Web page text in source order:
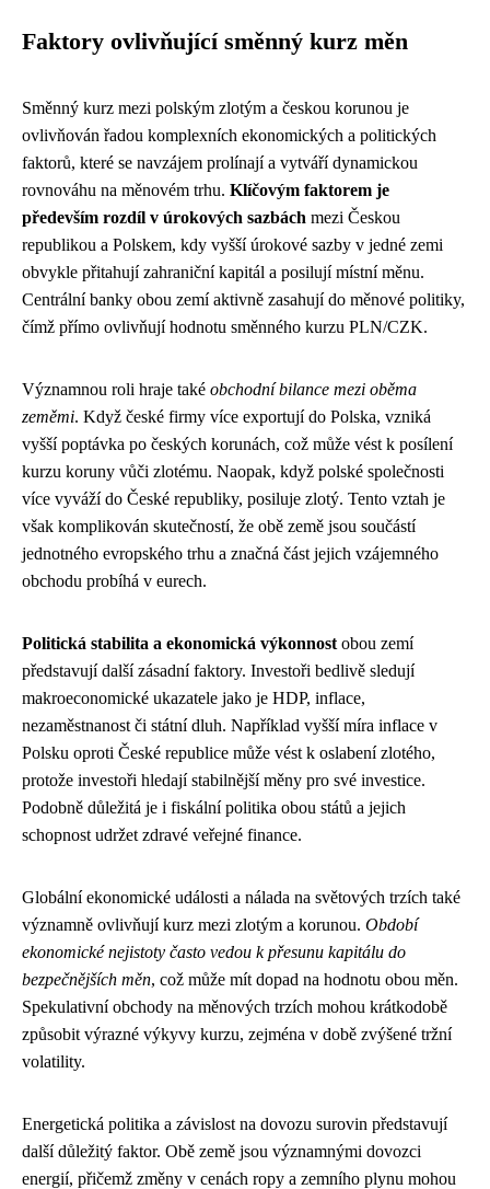
Faktory ovlivňující směnný kurz měn
Směnný kurz mezi polským zlotým a českou korunou je
ovlivňován řadou komplexních ekonomických a politických
faktorů, které se navzájem prolínají a vytváří dynamickou
rovnováhu na měnovém trhu. Klíčovým faktorem je
především rozdíl v úrokových sazbách mezi Českou
republikou a Polskem, kdy vyšší úrokové sazby v jedné zemi
obvykle přitahují zahraniční kapitál a posilují místní měnu.
Centrální banky obou zemí aktivně zasahují do měnové politiky,
čímž přímo ovlivňují hodnotu směnného kurzu PLN/CZK.
Významnou roli hraje také obchodní bilance mezi oběma
zeměmi. Když české firmy více exportují do Polska, vzniká
vyšší poptávka po českých korunách, což může vést k posílení
kurzu koruny vůči zlotému. Naopak, když polské společnosti
více vyváží do České republiky, posiluje zlotý. Tento vztah je
však komplikován skutečností, že obě země jsou součástí
jednotného evropského trhu a značná část jejich vzájemného
obchodu probíhá v eurech.
Politická stabilita a ekonomická výkonnost obou zemí
představují další zásadní faktory. Investoři bedlivě sledují
makroeconomické ukazatele jako je HDP, inflace,
nezaměstnanost či státní dluh. Například vyšší míra inflace v
Polsku oproti České republice může vést k oslabení zlotého,
protože investoři hledají stabilnější měny pro své investice.
Podobně důležitá je i fiskální politika obou států a jejich
schopnost udržet zdravé veřejné finance.
Globální ekonomické události a nálada na světových trzích také
významně ovlivňují kurz mezi zlotým a korunou. Období
ekonomické nejistoty často vedou k přesunu kapitálu do
bezpečnějších měn, což může mít dopad na hodnotu obou měn.
Spekulativní obchody na měnových trzích mohou krátkodobě
způsobit výrazné výkyvy kurzu, zejména v době zvýšené tržní
volatility.
Energetická politika a závislost na dovozu surovin představují
další důležitý faktor. Obě země jsou významnými dovozci
energií, přičemž změny v cenách ropy a zemního plynu mohou